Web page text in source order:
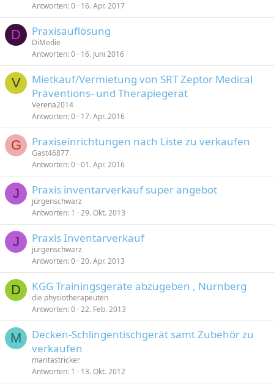
Antworten 0 16. Apr. 2017
D Praxisauflösung
DiMedie
Antworten 0 16. Juni 2016
V
Mietkauf/Vermietung von SRT Zeptor Medical
Präventions- und Therapiegerät
Verena2014
Antworten 0 17. Apr. 2016
G Praxiseinrichtungen nach Liste zu verkaufen
Gast46877
Antworten 0 01. Apr. 2016
J Praxis inventarverkauf super angebot
jürgenschwarz
Antworten 1 29. Okt. 2013
J Praxis Inventarverkauf
jürgenschwarz
Antworten 0 20. Apr. 2013
D KGG Trainingsgeräte abzugeben , Nürnberg
die physiotherapeuten
Antworten 0 22. Feb. 2013
M
Decken-Schlingentischgerät samt Zubehör zu
verkaufen
maritastricker
Antworten 1 13. Okt. 2012